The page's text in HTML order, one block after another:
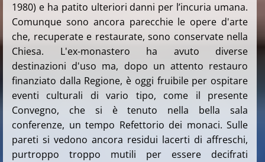
1980) e ha patito ulteriori danni per l’incuria umana.
Comunque sono ancora parecchie le opere d'arte
che, recuperate e restaurate, sono conservate nella
Chiesa. L'ex-monastero ha avuto diverse
destinazioni d'uso ma, dopo un attento restauro
finanziato dalla Regione, è oggi fruibile per ospitare
eventi culturali di vario tipo, come il presente
Convegno, che si è tenuto nella bella sala
conferenze, un tempo Refettorio dei monaci. Sulle
pareti si vedono ancora residui lacerti di affreschi,
purtroppo troppo mutili per essere decifrati